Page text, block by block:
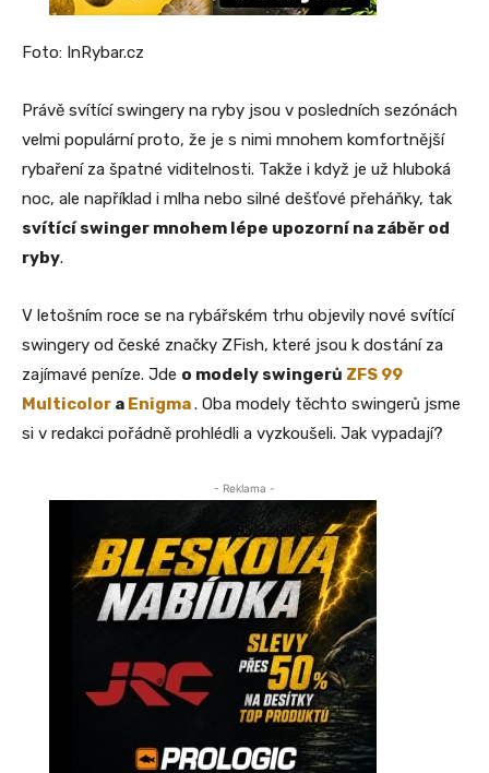
Foto: InRybar.cz
Právě svítící swingery na ryby jsou v posledních sezónách
velmi populární proto, že je s nimi mnohem komfortnější
rybaření za špatné viditelnosti. Takže i když je už hluboká
noc, ale například i mlha nebo silné dešťové přeháňky, tak
svítící swinger mnohem lépe upozorní na záběr od
ryby.
V letošním roce se na rybářském trhu objevily nové svítící
swingery od české značky ZFish, které jsou k dostání za
zajímavé peníze. Jde o modely swingerů ZFS 99
Multicolor a Enigma. Oba modely těchto swingerů jsme
si v redakci pořádně prohlédli a vyzkoušeli. Jak vypadají?
- Reklama -